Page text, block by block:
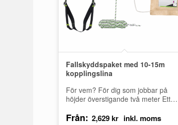
Fallskyddspaket med 10-15m
kopplingslina
För vem? För dig som jobbar på
höjder överstigande två meter Ett
dig som…
Från: 2,629kr